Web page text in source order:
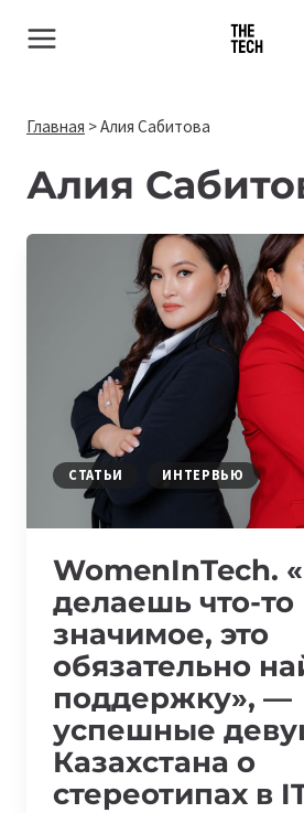
Главная >Алия Сабитова
Алия
СТАТЬИ ИНТЕРВЬЮ
WomenInTech.
делаешь что-то
значимое, это
обязательно
поддержку», —
успешные
Казахстана о
стереотипах в